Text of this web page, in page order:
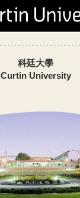
科廷大學
Curtin University